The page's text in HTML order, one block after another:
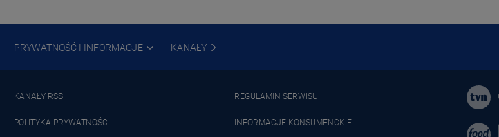
PRYWATNOŚĆ I INFORMACJE KANAŁY
KANAŁY RSS REGULAMIN SERWISU
POLITYKA PRYWATNOŚCI INFORMACJE KONSUMENCKIE